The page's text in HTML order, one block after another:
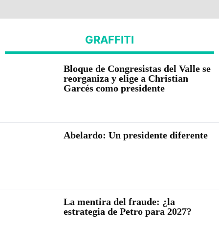
GRAFFITI
Bloque de Congresistas del Valle se
reorganiza y elige a Christian
Garcés como presidente
Abelardo: Un presidente diferente
La mentira del fraude: ¿la
estrategia de Petro para 2027?